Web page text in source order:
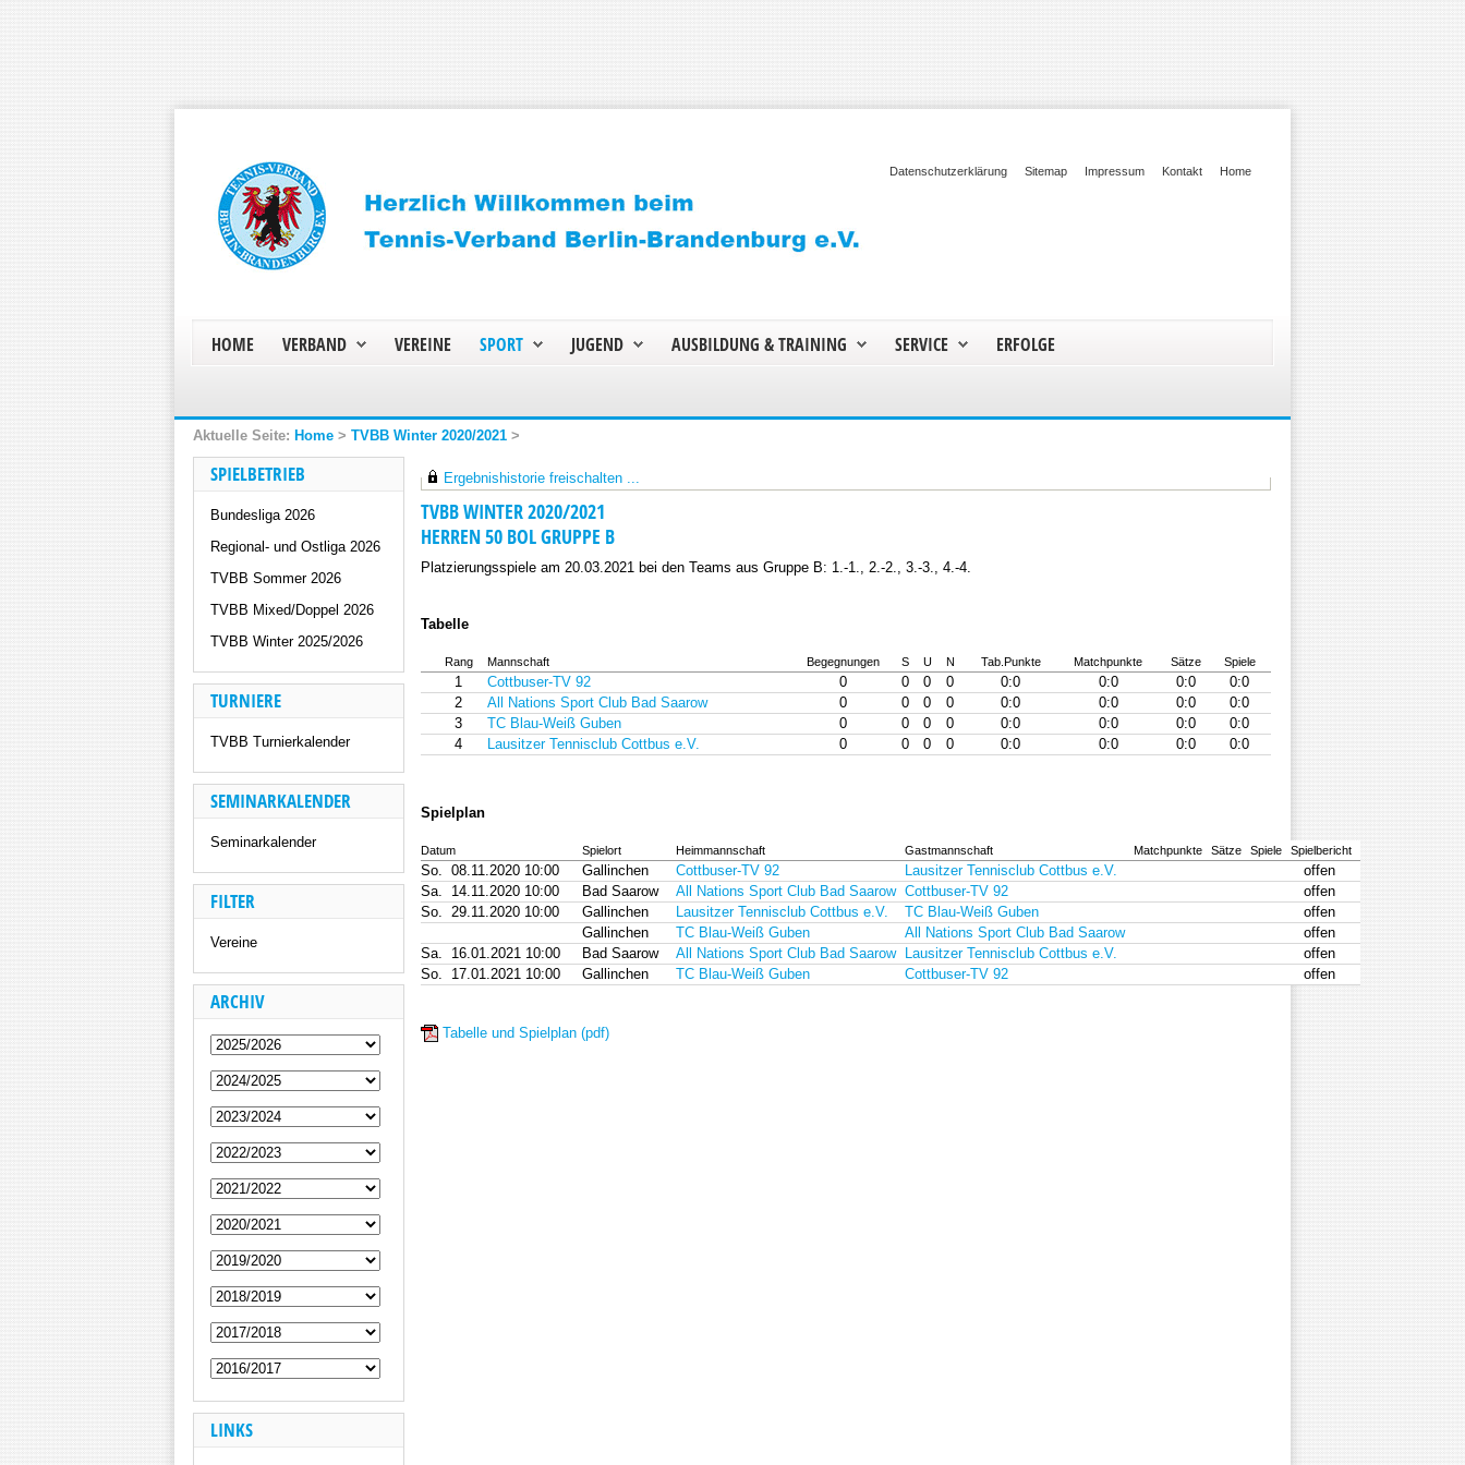
Home
Kontakt
Impressum
Sitemap
Datenschutzerklärung
HOME VERBAND VEREINE SPORT JUGEND AUSBILDUNG & TRAINING SERVICE ERFOLGE
Home > TVBB Winter 2020/2021 >
SPIELBETRIEB
Bundesliga 2026
Regional- und Ostliga 2026
TVBB Sommer 2026
TVBB Mixed/Doppel 2026
TVBB Winter 2025/2026
TURNIERE
TVBB Turnierkalender
SEMINARKALENDER
Seminarkalender
FILTER
Vereine
ARCHIV
LINKS
Ergebnishistorie freischalten ...
TVBB WINTER 2020/2021
HERREN 50 BOL GRUPPE B
Platzierungsspiele am 20.03.2021 bei den Teams aus Gruppe B: 1.-1., 2.-2., 3.-3., 4.-4.
Tabelle
Rang Mannschaft Begegnungen S U N Tab.Punkte Matchpunkte Sätze Spiele
1 Cottbuser-TV 92 0 0 0 0 0:0 0:0 0:0
0:0
2
All Nations Sport Club Bad Saarow 0 0 0 0 0:0 0:0 0:0
0:0
3
TC Blau-Weiß Guben 0 0 0 0 0:0 0:0 0:0
0:0
4
Lausitzer Tennisclub Cottbus e.V. 0 0 0 0 0:0 0:0 0:0 0:0
Spielplan
Datum Spielort Heimmannschaft Gastmannschaft Matchpunkte Sätze Spiele Spielbericht
So. 08.11.2020 10:00 Gallinchen Cottbuser-TV 92 Lausitzer Tennisclub Cottbus e.V.
offen
Sa.
14.11.2020 10:00 Bad Saarow All Nations Sport Club Bad Saarow Cottbuser-TV 92
offen
So. 29.11.2020 10:00 Gallinchen Lausitzer Tennisclub Cottbus e.V. TC Blau-Weiß Guben
offen
Gallinchen
TC Blau-Weiß Guben All Nations Sport Club Bad Saarow
offen
Sa.
16.01.2021 10:00 Bad Saarow All Nations Sport Club Bad Saarow Lausitzer Tennisclub Cottbus e.V.
offen
So.
17.01.2021 10:00 Gallinchen TC Blau-Weiß Guben Cottbuser-TV 92 offen
Tabelle und Spielplan (pdf)